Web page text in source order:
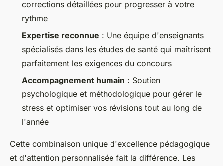
corrections détaillées pour progresser à votre
rythme
Expertise reconnue : Une équipe d'enseignants
spécialisés dans les études de santé qui maîtrisent
parfaitement les exigences du concours
Accompagnement humain : Soutien
psychologique et méthodologique pour gérer le
stress et optimiser vos révisions tout au long de
l'année
Cette combinaison unique d'excellence pédagogique
et d'attention personnalisée fait la différence. Les